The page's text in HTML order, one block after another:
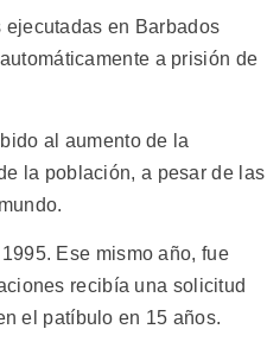
ejecutadas en Barbados
a prisión de
al aumento de la
la población, a pesar de las
Ese mismo año, fue
recibía una solicitud
el patíbulo en 15 años.